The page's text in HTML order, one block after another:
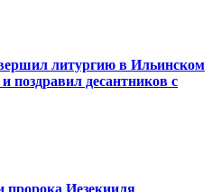
литургию в Ильинском
поздравил десантников с
пророка Иезекииля